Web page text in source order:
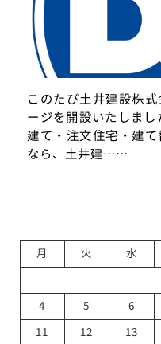
このたび土井建設株
ージを開設いたしま
建て・注文住宅・建
なら、土井建……
月 火 水
4
5 6
11
12 13